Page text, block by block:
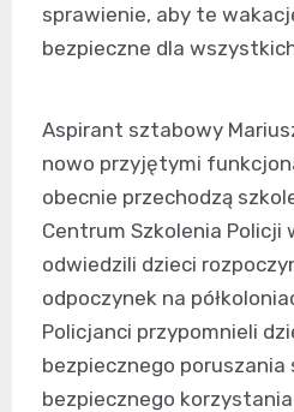
sprawienie, aby te
bezpieczne dla
Aspirant sztabowy
nowo przyjętymi
obecnie przechodzą
Centrum Szkolenia Policji
odwiedzili dzieci
odpoczynek na
Policjanci przypomnieli
bezpiecznego poruszania
bezpiecznego